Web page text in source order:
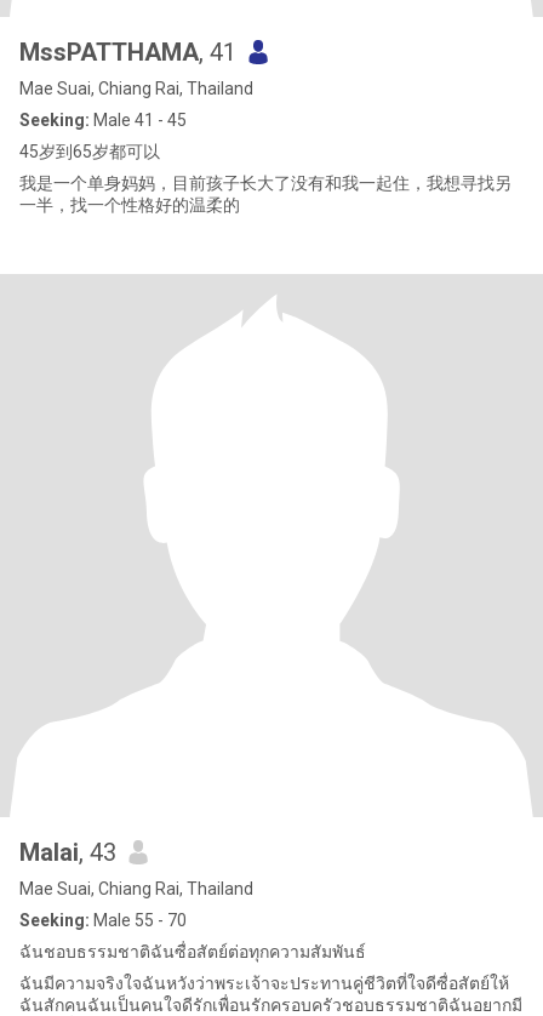
MssPATTHAMA, 41
Mae Suai, Chiang Rai, Thailand
Seeking: Male 41 - 45
45岁到65岁都可以
我是一个单身妈妈，目前孩子长大了没有和我一起住，我想寻找另
一半，找一个性格好的温柔的
Malai, 43
Mae Suai, Chiang Rai, Thailand
Seeking: Male 55 - 70
ฉันชอบธรรมชาติฉันซื่อสัตย์ต่อทุกความสัมพันธ์
ฉันมีความจริงใจฉันหวังว่าพระเจ้าจะประทานคู่ชีวิตที่ใจดีซื่อสัตย์ให้
ฉันสักคนฉันเป็นคนใจดีรักเพื่อนรักครอบครัวชอบธรรมชาติฉันอยากมี